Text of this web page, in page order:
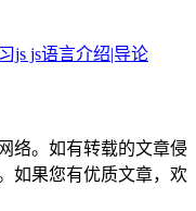
js js语言介绍|导论
络。如有转载的文章侵
如果您有优质文章，欢